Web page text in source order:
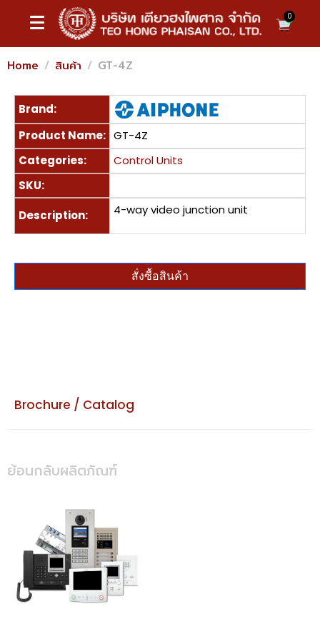
0
Home สินค้า GT-4Z
Brand:
Product Name: GT-4Z
Categories:
Control Units
SKU:
Description:
4-way video junction unit
สั่งซื้อสินค้า
Brochure / Catalog
ย้อนกลับผลิตภัณฑ์